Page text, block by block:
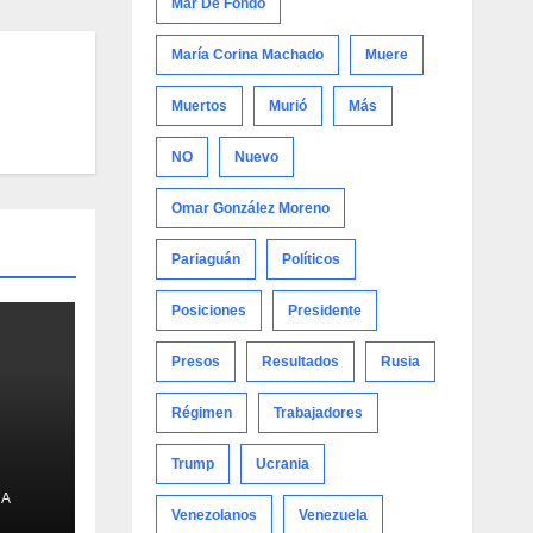
Mar De Fondo
María Corina Machado Muere
Muertos Murió Más
NO Nuevo
Omar González Moreno
Pariaguán Políticos
Posiciones Presidente
Presos Resultados Rusia
Régimen Trabajadores
Trump Ucrania
Venezolanos Venezuela